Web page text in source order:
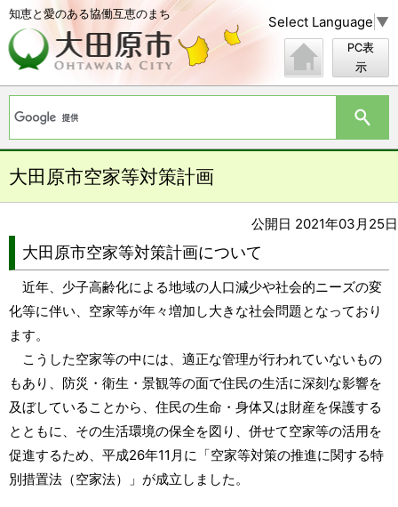
知恵と愛のある協働互恵のまち Select Language ▼
PC表
示
大田原市空家等対策計画
公開日 2021年03月25日
大田原市空家等対策計画について
近年、少子高齢化による地域の人口減少や社会的ニーズの変
化等に伴い、空家等が年々増加し大きな社会問題となっており
ます。
こうした空家等の中には、適正な管理が行われていないもの
もあり、防災・衛生・景観等の面で住民の生活に深刻な影響を
及ぼしていることから、住民の生命・身体又は財産を保護する
とともに、その生活環境の保全を図り、併せて空家等の活用を
促進するため、平成26年11月に「空家等対策の推進に関する特
別措置法（空家法）」が成立しました。